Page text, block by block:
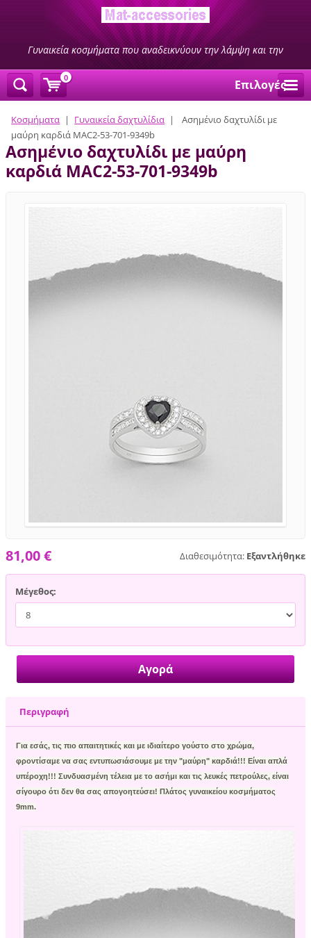
Γυναικεία κοσμήματα που αναδεικνύουν την λάμψη και την
ομορφιά σας
Επιλογές
Κοσμήματα | Γυναικεία δαχτυλίδια |
Ασημένιο δαχτυλίδι με
μαύρη καρδιά MAC2-53-701-9349b
Ασημένιο δαχτυλίδι με μαύρη
καρδιά MAC2-53-701-9349b
Διαθεσιμότητα: Εξαντλήθηκε
81,00 €
Μέγεθος:
Περιγραφή
Για εσάς, τις πιο απαιτητικές και με ιδιαίτερο γούστο στο χρώμα,
φροντίσαμε να σας εντυπωσιάσουμε με την "μαύρη" καρδιά!!! Είναι απλά
υπέροχη!!! Συνδυασμένη τέλεια με το ασήμι και τις λευκές πετρούλες, είναι
σίγουρο ότι δεν θα σας απογοητεύσει! Πλάτος γυναικείου κοσμήματος
9mm.
0